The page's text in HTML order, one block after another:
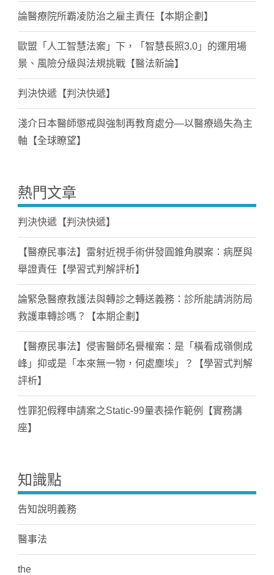
論醫療院所霸凌防治之雇主責任【本期企劃】
歐盟「人工智慧法案」下，「智慧長照3.0」的運用場
景、風險分級與法規挑戰【醫法新論】
判決快遞【判決快遞】
淺介日本醫師懲戒與強制再教育處分—以醫療過失為主
軸【全球瞭望】
熱門文章
判決快遞【判決快遞】
【醫療民事法】雷射近視手術併發圓錐角膜案：病歷與
舉證責任【學習式判解評析】
論緊急醫療救護法與轉診之轉送義務：診所能請消防局
救護車轉診嗎？【本期企劃】
【醫療民事法】侵害醫師名譽權案：是「橫看成嶺側成
峰」抑或是「本來無一物，何處塵埃」？【學習式判解
評析】
性罪犯假釋申請案之Static-99量表操作範例【實務講
座】
知識點
告知說明義務
醫事法
the